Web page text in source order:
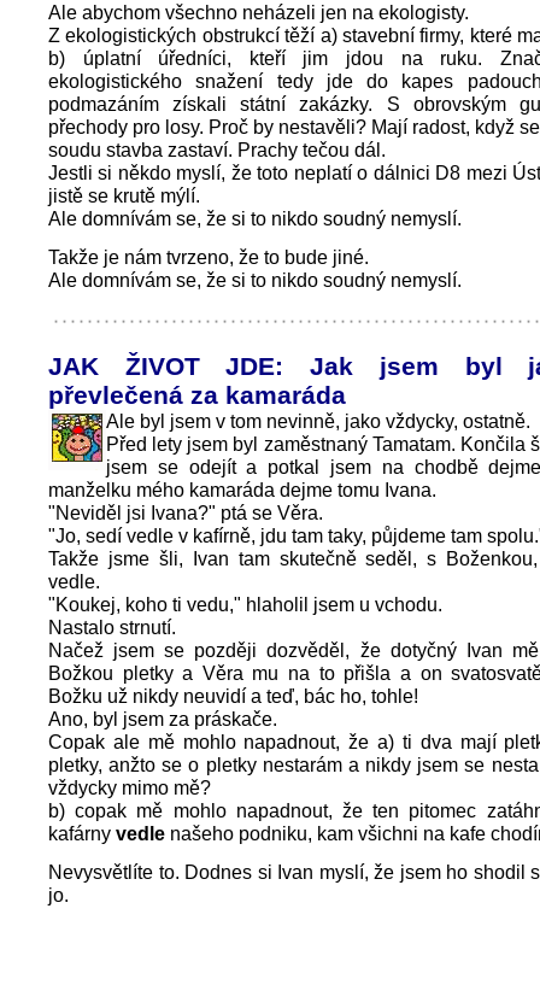
Ale abychom všechno neházeli jen na ekologisty.
Z ekologistických obstrukcí těží a) stavební firmy, které
b) úplatní úředníci, kteří jim jdou na ruku.
ekologistického snažení tedy jde do kapes
podmazáním získali státní zakázky. S obrovským
přechody pro losy. Proč by nestavěli? Mají radost, když
soudu stavba zastaví. Prachy tečou dál.
Jestli si někdo myslí, že toto neplatí o dálnici D8 mezi
jistě se krutě mýlí.
Ale domnívám se, že si to nikdo soudný nemyslí.
Takže je nám tvrzeno, že to bude jiné.
Ale domnívám se, že si to nikdo soudný nemyslí.
JAK ŽIVOT JDE: Jak jsem byl
převlečená za kamaráda
Ale byl jsem v tom nevinně, jako vždycky, ostatně.
Před lety jsem byl zaměstnaný Tamatam. Končila
jsem se odejít a potkal jsem na chodbě
manželku mého kamaráda dejme tomu Ivana.
"Neviděl jsi Ivana?" ptá se Věra.
"Jo, sedí vedle v kafírně, jdu tam taky, půjdeme tam
Takže jsme šli, Ivan tam skutečně seděl, s
vedle.
"Koukej, koho ti vedu," hlaholil jsem u vchodu.
Nastalo strnutí.
Načež jsem se později dozvěděl, že dotyčný Ivan
Božkou pletky a Věra mu na to přišla a on
Božku už nikdy neuvidí a teď, bác ho, tohle!
Ano, byl jsem za práskače.
Copak ale mě mohlo napadnout, že a) ti dva mají
pletky, anžto se o pletky nestarám a nikdy jsem se
vždycky mimo mě?
b) copak mě mohlo napadnout, že ten pitomec
kafárny vedle našeho podniku, kam všichni na kafe
Nevysvětlíte to. Dodnes si Ivan myslí, že jsem ho shodil
jo.